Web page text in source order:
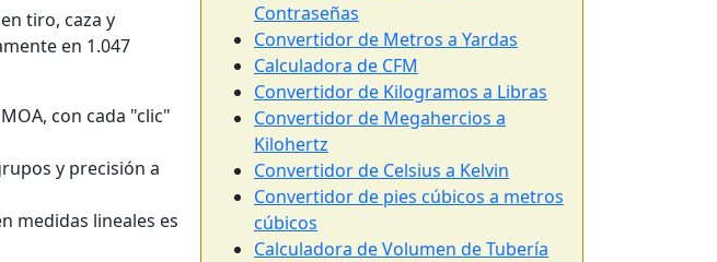
tiro, caza y
en 1.047
con cada "clic"
y precisión a
medidas lineales es
Contraseñas
Convertidor de Metros a Yardas
Calculadora de CFM
Convertidor de Kilogramos a Libras
Convertidor de Megahercios a
Kilohertz
Convertidor de Celsius a Kelvin
Convertidor de pies cúbicos a metros
cúbicos
Calculadora de Volumen de Tubería